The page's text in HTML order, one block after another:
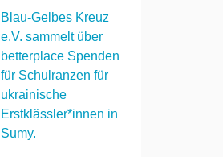
Blau-Gelbes Kreuz
e.V. sammelt über
betterplace Spenden
für Schulranzen für
ukrainische
Erstklässler*innen in
Sumy.